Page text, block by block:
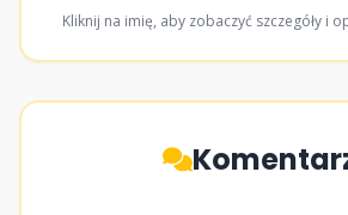
Kliknij na imię, aby zobaczyć szczegóły i